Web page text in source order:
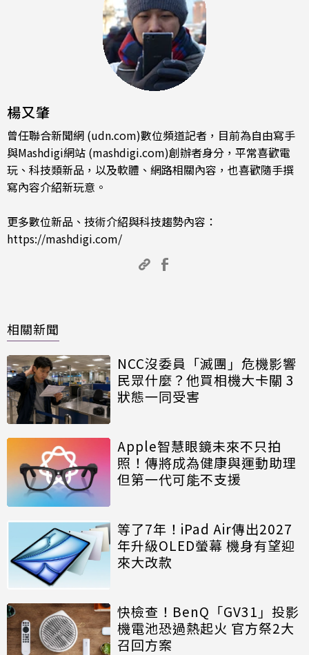
楊又肇
曾任聯合新聞網 (udn.com)數位頻道記者，目前為自由寫手
與Mashdigi網站 (mashdigi.com)創辦者身分，平常喜歡電
玩、科技類新品，以及軟體、網路相關內容，也喜歡隨手撰
寫內容介紹新玩意。
更多數位新品、技術介紹與科技趨勢內容：
https://mashdigi.com/
相關新聞
NCC沒委員「滅團」危機影響
民眾什麼？他買相機大卡關 3
狀態一同受害
Apple智慧眼鏡未來不只拍
照！傳將成為健康與運動助理
但第一代可能不支援
等了7年！iPad Air傳出2027
年升級OLED螢幕 機身有望迎
來大改款
快檢查！BenQ「GV31」投影
機電池恐過熱起火 官方祭2大
召回方案